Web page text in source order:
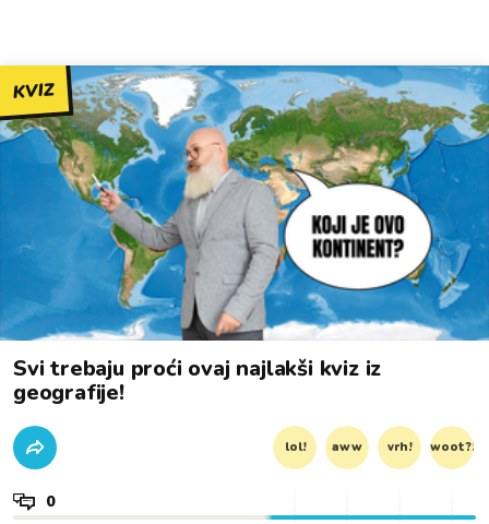
KVIZ
Svi trebaju proći ovaj najlakši kviz iz
geografije!
lol! aww vrh! woot?!
0